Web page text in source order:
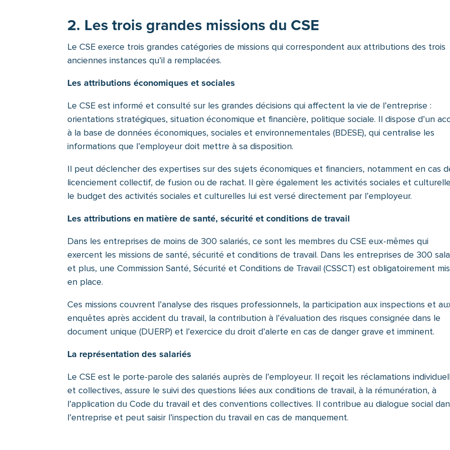
2. Les trois grandes missions du CSE
Le CSE exerce trois grandes catégories de missions qui correspondent aux attributions des trois
anciennes instances qu’il a remplacées.
Les attributions économiques et sociales
Le CSE est informé et consulté sur les grandes décisions qui affectent la vie de l’entreprise :
orientations stratégiques, situation économique et financière, politique sociale. Il dispose d’un
à la base de données économiques, sociales et environnementales (BDESE), qui centralise les
informations que l’employeur doit mettre à sa disposition.
Il peut déclencher des expertises sur des sujets économiques et financiers, notamment en cas
licenciement collectif, de fusion ou de rachat. Il gère également les activités sociales et
le budget des activités sociales et culturelles lui est versé directement par l’employeur.
Les attributions en matière de santé, sécurité et conditions de travail
Dans les entreprises de moins de 300 salariés, ce sont les membres du CSE eux-mêmes qui
exercent les missions de santé, sécurité et conditions de travail. Dans les entreprises de 300
et plus, une Commission Santé, Sécurité et Conditions de Travail (CSSCT) est obligatoirement
en place.
Ces missions couvrent l’analyse des risques professionnels, la participation aux inspections et
enquêtes après accident du travail, la contribution à l’évaluation des risques consignée dans le
document unique (DUERP) et l’exercice du droit d’alerte en cas de danger grave et imminent.
La représentation des salariés
Le CSE est le porte-parole des salariés auprès de l’employeur. Il reçoit les réclamations
et collectives, assure le suivi des questions liées aux conditions de travail, à la rémunération, à
l’application du Code du travail et des conventions collectives. Il contribue au dialogue social
l’entreprise et peut saisir l’inspection du travail en cas de manquement.